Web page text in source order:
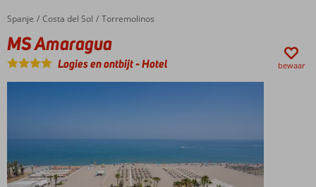
Boek
suite
met
5 personen
met aparte
slaapkamer!
Home
Spanje Costa del Sol Torremolinos
MS Amaragua
MS Amaragua
Logies en ontbijt-Hotel bewaar